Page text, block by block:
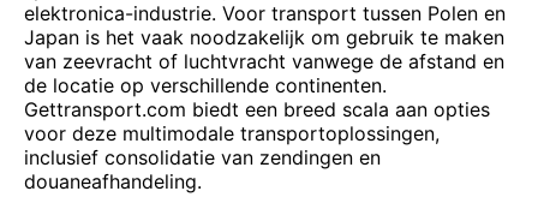
elektronica-industrie. Voor transport tussen Polen en
Japan is het vaak noodzakelijk om gebruik te maken
van zeevracht of luchtvracht vanwege de afstand en
de locatie op verschillende continenten.
Gettransport.com biedt een breed scala aan opties
voor deze multimodale transportoplossingen,
inclusief consolidatie van zendingen en
douaneafhandeling.